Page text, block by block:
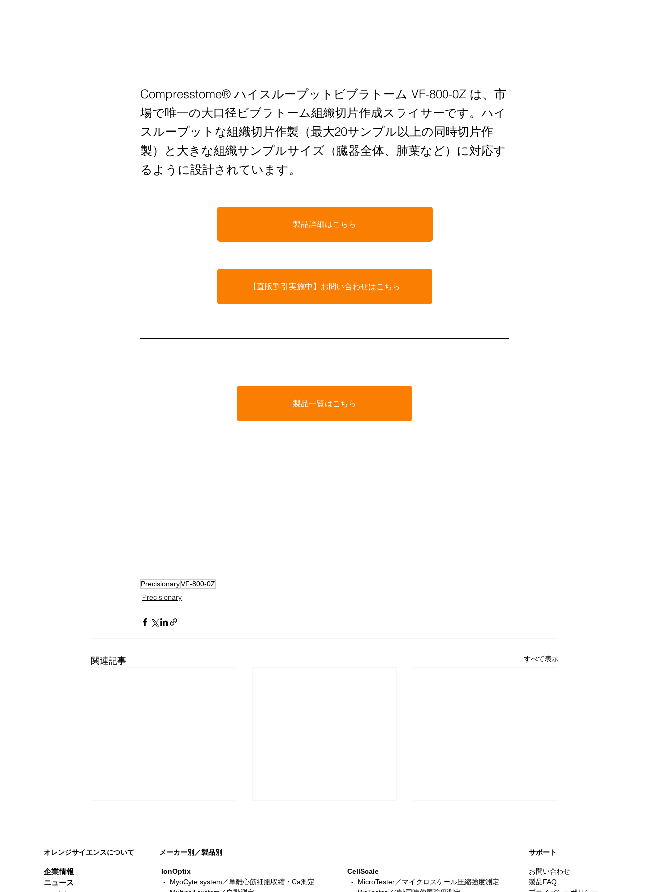
Compresstome® ハイスループットビブラトーム VF-800-0Z は、市
場で唯一の大口径ビブラトーム組織切片作成スライサーです。ハイ
スループットな組織切片作製（最大20サンプル以上の同時切片作
製）と大きな組織サンプルサイズ（臓器全体、肺葉など）に対応す
るように設計されています。
製品詳細はこちら
【直販割引実施中】お問い合わせはこちら
製品一覧はこちら
PrecisionaryVF-800-0Z
Precisionary
関連記事 すべて表示
オレンジサイエンスについて メーカー別／製品別 ​サポート
企業情報
ニュース
IonOptix
- MyoCyte system／単離心筋細胞収縮・Ca測定
CellScale
- MicroTester／マイクロスケール圧縮強度測定
お問い合わせ
製品FAQ